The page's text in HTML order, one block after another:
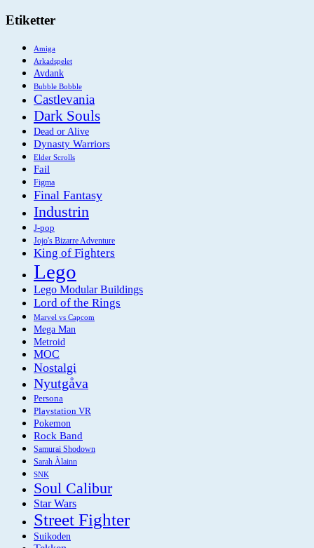
Etiketter
Amiga
Arkadspelet
Avdank
Bubble Bobble
Castlevania
Dark Souls
Dead or Alive
Dynasty Warriors
Elder Scrolls
Fail
Figma
Final Fantasy
Industrin
J-pop
Jojo's Bizarre Adventure
King of Fighters
Lego
Lego Modular Buildings
Lord of the Rings
Marvel vs Capcom
Mega Man
Metroid
MOC
Nostalgi
Nyutgåva
Persona
Playstation VR
Pokemon
Rock Band
Samurai Shodown
Sarah Àlainn
SNK
Soul Calibur
Star Wars
Street Fighter
Suikoden